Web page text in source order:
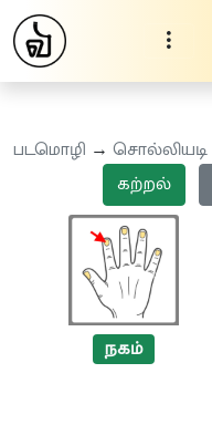
படமொழி → சொல்லியடி
கற்றல்
நகம்